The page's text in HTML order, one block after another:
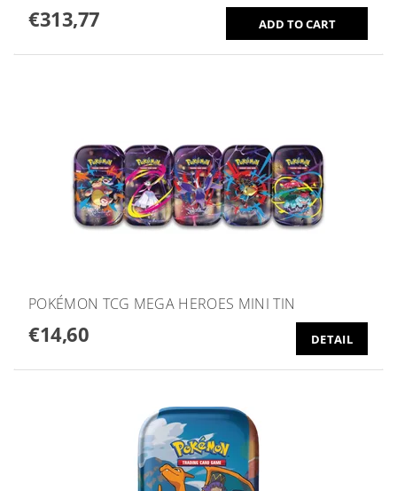
€313,77
POKÉMON TCG MEGA HEROES MINI TIN
€14,60 DETAIL